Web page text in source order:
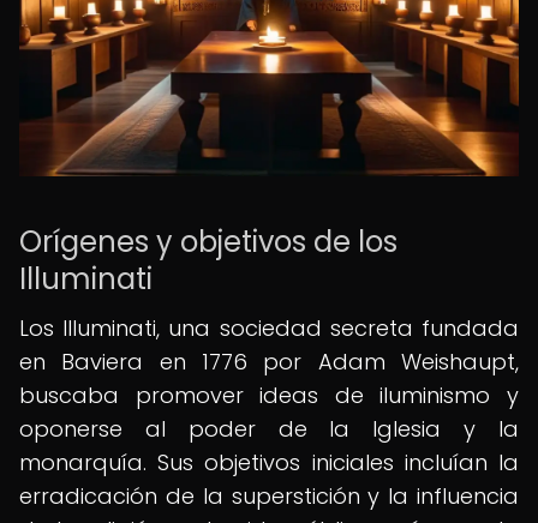
Orígenes y objetivos de los
Illuminati
Los Illuminati, una sociedad secreta fundada
en Baviera en 1776 por Adam Weishaupt,
buscaba promover ideas de iluminismo y
oponerse al poder de la Iglesia y la
monarquía. Sus objetivos iniciales incluían la
erradicación de la superstición y la influencia